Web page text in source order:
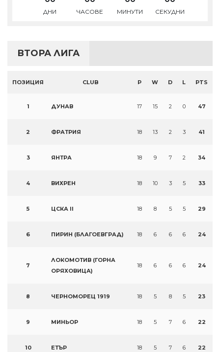
ДНИ ЧАСОВЕ МИНУТИ СЕКУДНИ
ВТОРА ЛИГА
ПОЗИЦИЯ CLUB P W D L PTS
1 ДУНАВ 17 15 2 0 47
2 ФРАТРИЯ 18 13 2 3 41
3 ЯНТРА 18 9 7 2 34
4 ВИХРЕН 18 10 3 5 33
5 ЦСКА II 18 8 5 5 29
6 ПИРИН (БЛАГОЕВГРАД) 18 6 6 6 24
7
ЛОКОМОТИВ (ГОРНА
ОРЯХОВИЦА)
18 6 6 6 24
8 ЧЕРНОМОРЕЦ 1919 18 5 8 5 23
9 МИНЬОР 18 5 7 6 22
10 ЕТЪР 18 5 7 6 22